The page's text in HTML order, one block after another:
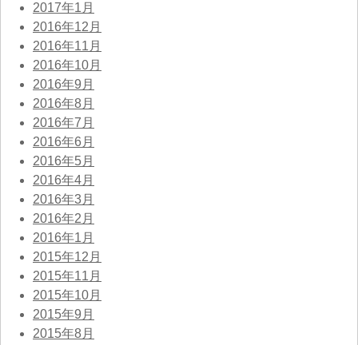
2017年1月
2016年12月
2016年11月
2016年10月
2016年9月
2016年8月
2016年7月
2016年6月
2016年5月
2016年4月
2016年3月
2016年2月
2016年1月
2015年12月
2015年11月
2015年10月
2015年9月
2015年8月